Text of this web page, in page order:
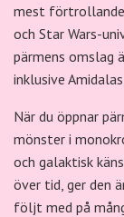
mest
och Star Wars-
pärmens omslag
inklusive
När du öppnar
mönster i
och galaktisk
över tid, ger den
följt med på